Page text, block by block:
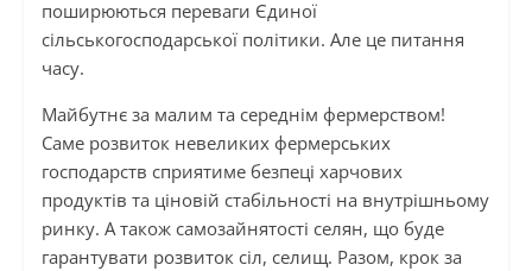
поширюються переваги Єдиної
сільськогосподарської політики. Але це питання
часу.
Майбутнє за малим та середнім фермерством!
Саме розвиток невеликих фермерських
господарств сприятиме безпеці харчових
продуктів та ціновій стабільності на внутрішньому
ринку. А також самозайнятості селян, що буде
гарантувати розвиток сіл, селищ. Разом, крок за